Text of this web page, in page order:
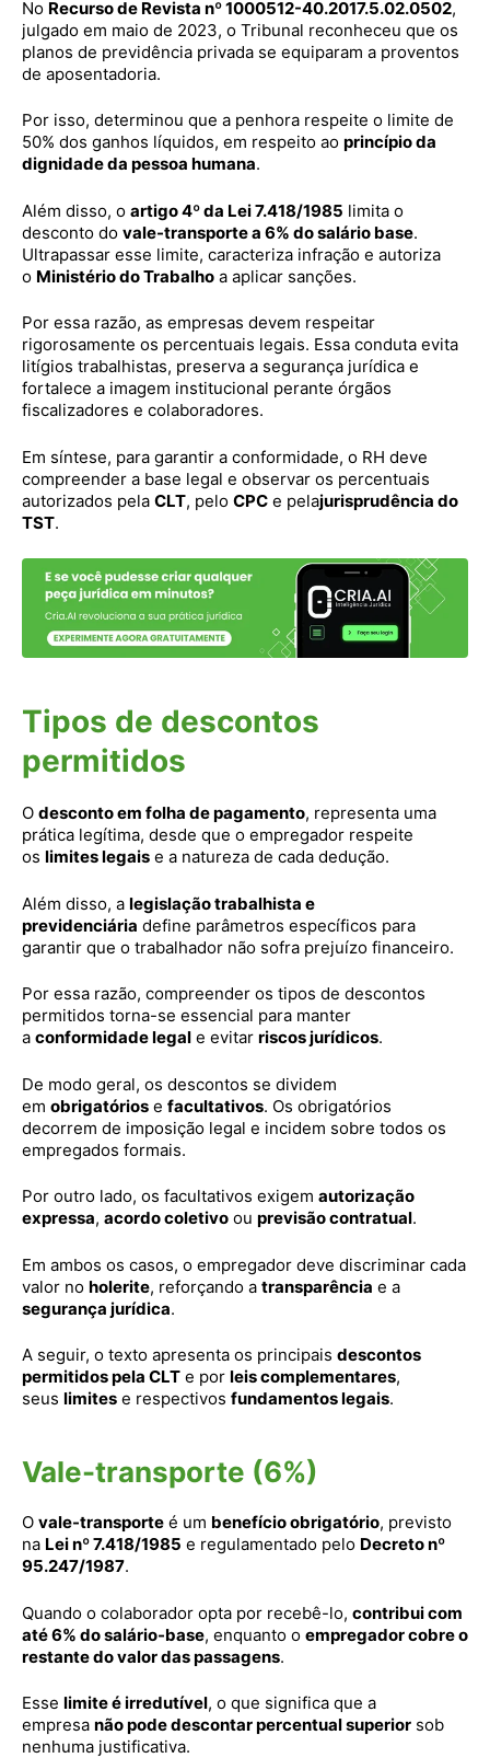
No Recurso de Revista nº 1000512-40.2017.5.02.0502,
julgado em maio de 2023, o Tribunal reconheceu que os
planos de previdência privada se equiparam a proventos
de aposentadoria.
Por isso, determinou que a penhora respeite o limite de
50% dos ganhos líquidos, em respeito ao princípio da
dignidade da pessoa humana.
Além disso, o artigo 4º da Lei 7.418/1985 limita o
desconto do vale-transporte a 6% do salário base.
Ultrapassar esse limite, caracteriza infração e autoriza
o Ministério do Trabalho a aplicar sanções.
Por essa razão, as empresas devem respeitar
rigorosamente os percentuais legais. Essa conduta evita
litígios trabalhistas, preserva a segurança jurídica e
fortalece a imagem institucional perante órgãos
fiscalizadores e colaboradores.
Em síntese, para garantir a conformidade, o RH deve
compreender a base legal e observar os percentuais
autorizados pela CLT, pelo CPC e pelajurisprudência do
TST.
Tipos de descontos
permitidos
O desconto em folha de pagamento, representa uma
prática legítima, desde que o empregador respeite
os limites legais e a natureza de cada dedução.
Além disso, a legislação trabalhista e
previdenciária define parâmetros específicos para
garantir que o trabalhador não sofra prejuízo financeiro.
Por essa razão, compreender os tipos de descontos
permitidos torna-se essencial para manter
a conformidade legal e evitar riscos jurídicos.
De modo geral, os descontos se dividem
em obrigatórios e facultativos. Os obrigatórios
decorrem de imposição legal e incidem sobre todos os
empregados formais.
Por outro lado, os facultativos exigem autorização
expressa, acordo coletivo ou previsão contratual.
Em ambos os casos, o empregador deve discriminar cada
valor no holerite, reforçando a transparência e a
segurança jurídica.
A seguir, o texto apresenta os principais descontos
permitidos pela CLT e por leis complementares,
seus limites e respectivos fundamentos legais.
Vale-transporte (6%)
O vale-transporte é um benefício obrigatório, previsto
na Lei nº 7.418/1985 e regulamentado pelo Decreto nº
95.247/1987.
Quando o colaborador opta por recebê-lo, contribui com
até 6% do salário-base, enquanto o empregador cobre o
restante do valor das passagens.
Esse limite é irredutível, o que significa que a
empresa não pode descontar percentual superior sob
nenhuma justificativa.